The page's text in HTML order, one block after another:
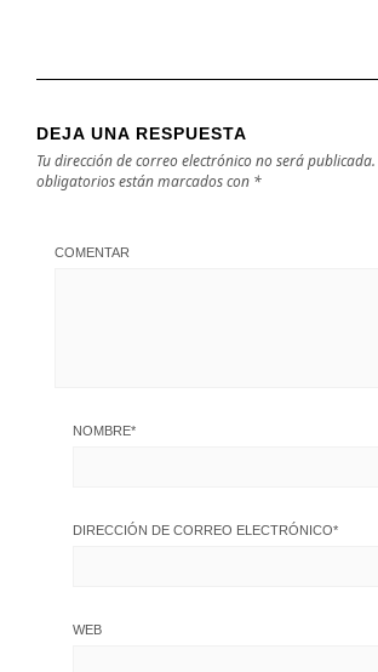
DEJA UNA RESPUESTA
Tu dirección de correo electrónico no será publicada.
obligatorios están marcados con *
COMENTAR
NOMBRE*
DIRECCIÓN DE CORREO ELECTRÓNICO*
WEB